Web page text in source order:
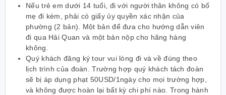
Nếu trẻ em dưới 14 tuổi, đi với người thân không có bố
mẹ đi kèm, phải có giấy ủy quyền xác nhận của
phường (2 bản). Một bản để đưa cho hướng dẫn viên
đi qua Hải Quan và một bản nộp cho hãng hàng
không.
Quý khách đăng ký tour vui lòng đi và về đúng theo
lịch trình của đoàn. Trường hợp quý khách tách đoàn
sẽ bị áp dụng phạt 50USD/1ngày cho mọi trường hợp,
và không được hoàn lại bất kỳ chi phí nào. Trong hành